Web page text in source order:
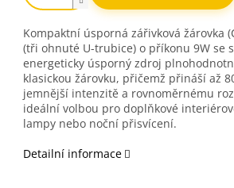
Kompaktní úsporná zářivková žárovka
(tři ohnuté U-trubice) o příkonu 9W se
energeticky úsporný zdroj
klasickou žárovku, přičemž přináší až
jemnější intenzitě a rovnoměrnému
ideální volbou pro doplňkové
lampy nebo noční přisvícení.
Detailní informace